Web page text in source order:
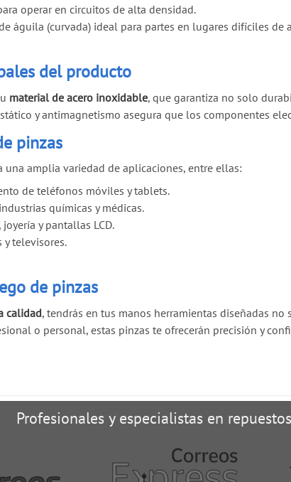
operar en circuitos de alta densidad.
águila (curvada) ideal para partes en lugares difíciles de
del producto
material de acero inoxidable, que garantiza no solo
y antimagnetismo asegura que los componentes
pinzas
una amplia variedad de aplicaciones, entre ellas:
de teléfonos móviles y tablets.
químicas y médicas.
y pantallas LCD.
y televisores.
de pinzas
calidad, tendrás en tus manos herramientas diseñadas
o personal, estas pinzas te ofrecerán precisión y
Profesionales y especialistas en